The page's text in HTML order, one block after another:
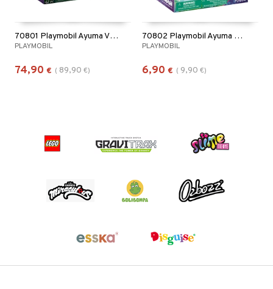
70801 Playmobil Ayuma Viisauden Puu
PLAYMOBIL
74,90 € ( 89,90 €)
70802 Playmobil Ayuma Knight Fairy toteemieläin
PLAYMOBIL
6,90 € ( 9,90 €)